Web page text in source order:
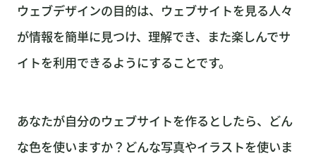
ウェブデザインの目的は、ウェブサイトを見る人々
が情報を簡単に見つけ、理解でき、また楽しんでサ
イトを利用できるようにすることです。
あなたが自分のウェブサイトを作るとしたら、どん
な色を使いますか？どんな写真やイラストを使いま